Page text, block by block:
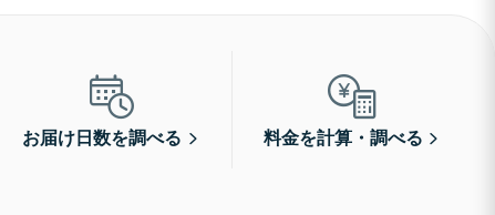
お届け日数を調べる 料金を計算・調べる